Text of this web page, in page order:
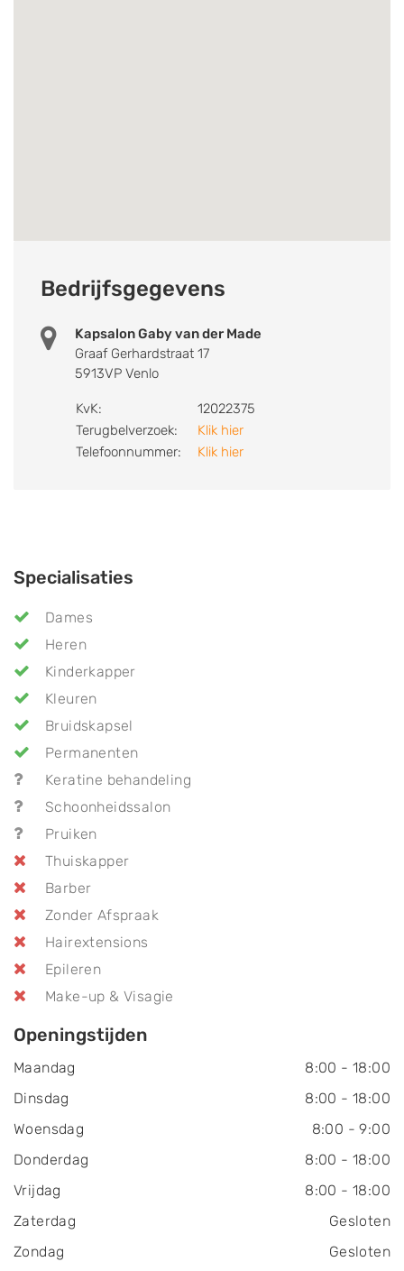
Bedrijfsgegevens
Kapsalon Gaby van der Made
Graaf Gerhardstraat 17
5913VP Venlo
KvK:
12022375
Terugbelverzoek:
Klik hier
Telefoonnummer:
Klik hier
Specialisaties
Dames
Heren
Kinderkapper
Kleuren
Bruidskapsel
Permanenten
Keratine behandeling
Schoonheidssalon
Pruiken
Thuiskapper
Barber
Zonder Afspraak
Hairextensions
Epileren
Make-up & Visagie
Openingstijden
Maandag 8:00 - 18:00
Dinsdag
8:00 - 18:00
Woensdag
8:00 -9:00
Donderdag
8:00 - 18:00
Vrijdag
8:00 - 18:00
Zaterdag
Gesloten
Zondag
Gesloten